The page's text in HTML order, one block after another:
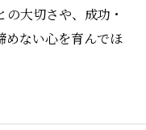
大切さや、成功・
めない心を育んでほ